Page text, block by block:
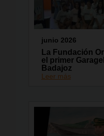
junio 2026
La Fundación
el primer
Badajoz
Leer más